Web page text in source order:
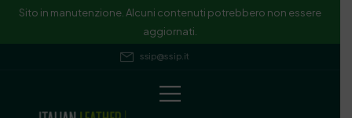
Sito in manutenzione. Alcuni contenuti potrebbero non essere
aggiornati.
ssip@ssip.it